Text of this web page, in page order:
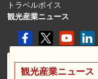
トラベルボイス
観光産業ニュース
観光産業ニュース